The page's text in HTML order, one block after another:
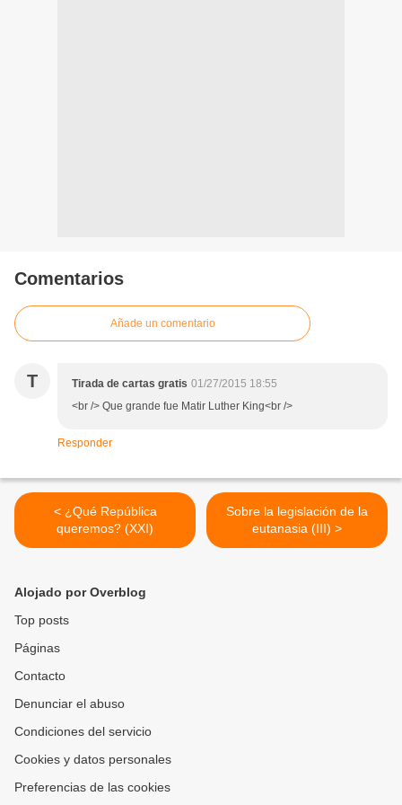
Comentarios
Añade un comentario
T Tirada de cartas gratis 01/27/2015 18:55
<br /> Que grande fue Matir Luther King<br />
Responder
< ¿Qué República
queremos? (XXI)
Sobre la legislación de la
eutanasia (III) >
Alojado por Overblog
Top posts
Páginas
Contacto
Denunciar el abuso
Condiciones del servicio
Cookies y datos personales
Preferencias de las cookies